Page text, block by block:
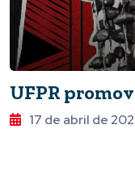
UFPR
17 de abril de